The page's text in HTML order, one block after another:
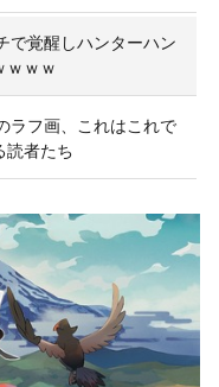
で覚醒しハンターハン
ｗｗｗ
ラフ画、これはこれで
読者たち